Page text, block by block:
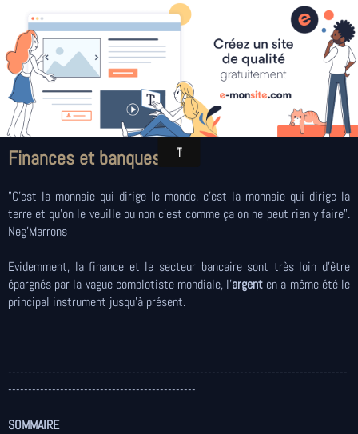
Le pouvoir secret mondial et français en détail -
Pour les vrais
Ses signes/symboles, objectifs, technologies, méthodes,
cibles/victimes, états d'esprit
Finances et banques
"C'est la monnaie qui dirige le monde, c'est la monnaie qui dirige la
terre et qu'on le veuille ou non c'est comme ça on ne peut rien y faire".
Neg'Marrons
Evidemment, la finance et le secteur bancaire sont très loin d'être
épargnés par la vague complotiste mondiale, l'argent en a même été le
principal instrument jusqu'à présent.
-------------------------------------------------------------------------------------
-----------------------------------------------
SOMMAIRE